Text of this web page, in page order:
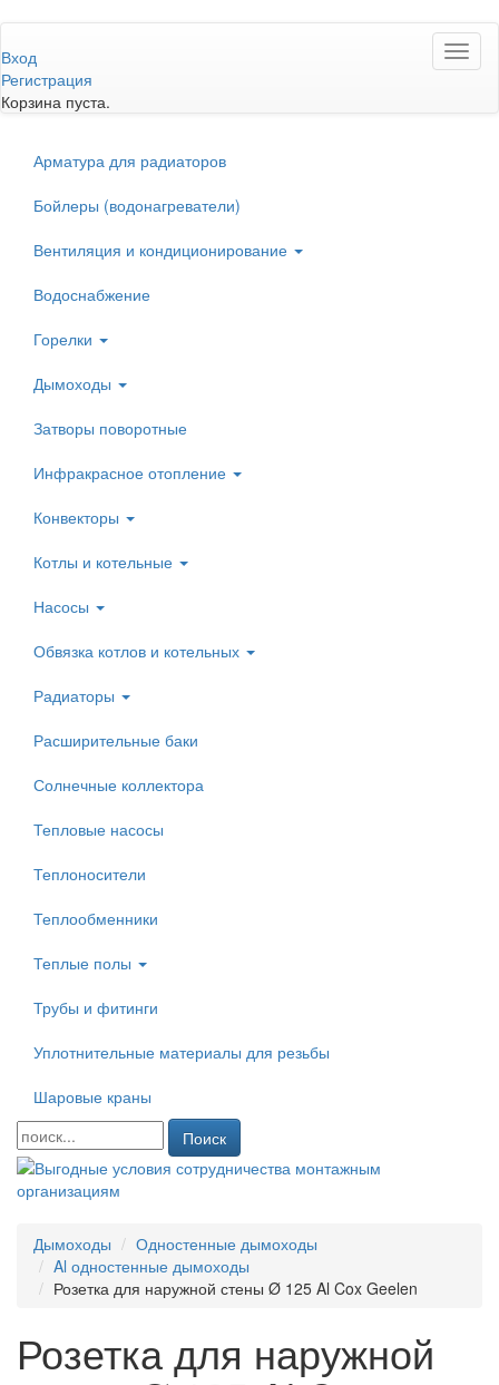
к
основному
содержанию
Вход
Регистрация
Корзина пуста.
Арматура для радиаторов
Бойлеры (водонагреватели)
Вентиляция и кондиционирование
Водоснабжение
Горелки
Дымоходы
Затворы поворотные
Инфракрасное отопление
Конвекторы
Котлы и котельные
Насосы
Обвязка котлов и котельных
Радиаторы
Расширительные баки
Солнечные коллектора
Тепловые насосы
Теплоносители
Теплообменники
Теплые полы
Трубы и фитинги
Уплотнительные материалы для резьбы
Шаровые краны
Поиск
Дымоходы
Одностенные дымоходы
Al одностенные дымоходы
Розетка для наружной стены Ø 125 Al Cox Geelen
Розетка для наружной